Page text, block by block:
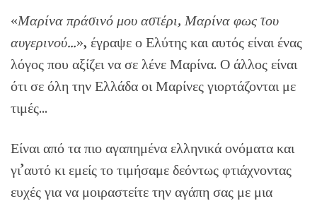
«Μαρίνα πράσινό μου αστέρι, Μαρίνα φως του
αυγερινού…», έγραψε ο Ελύτης και αυτός είναι ένας
λόγος που αξίζει να σε λένε Μαρίνα. Ο άλλος είναι
ότι σε όλη την Ελλάδα οι Μαρίνες γιορτάζονται με
τιμές…
Είναι από τα πιο αγαπημένα ελληνικά ονόματα και
γι’αυτό κι εμείς το τιμήσαμε δεόντως φτιάχνοντας
ευχές για να μοιραστείτε την αγάπη σας με μια